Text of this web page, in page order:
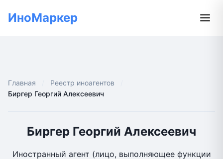
ИноМаркер
Главная
Реестр иноагентов
Биргер Георгий Алексеевич
Биргер Георгий Алексеевич
Иностранный агент (лицо, выполняющее функции